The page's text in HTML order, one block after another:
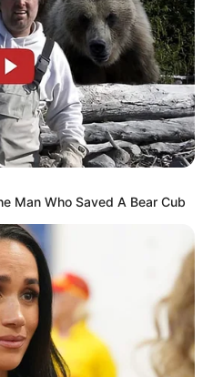
Man Who Saved A Bear Cub